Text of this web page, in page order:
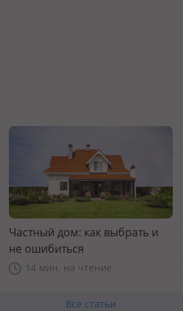
Частный дом: как выбрать и
не ошибиться
14 мин. на чтение
Все статьи